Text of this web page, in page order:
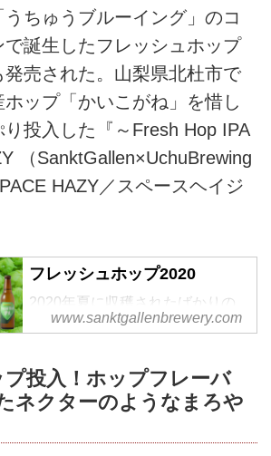
ちゅうブルーイング」のコ
で誕生したフレッシュホップ
発売された。山梨県北杜市で
ップ「かいこがね」を惜し
投入した『～Fresh Hop IPA
（SanktGallen×UchuBrewing
HAZY／スペースヘイジ
フレッシュホップ2020
2020年夏に収穫されたばかりの
摘みたてホップを使用したビール
www.sanktgallenbrewery.com
プ投入！ホップフレーバ
ネクターのようなまろや